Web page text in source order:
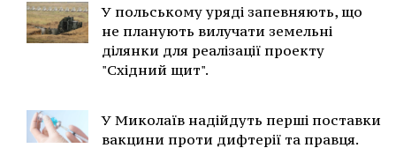
У польському уряді запевняють, що
не планують вилучати земельні
ділянки для реалізації проекту
"Східний щит".
У Миколаїв надійдуть перші поставки
вакцини проти дифтерії та правця.